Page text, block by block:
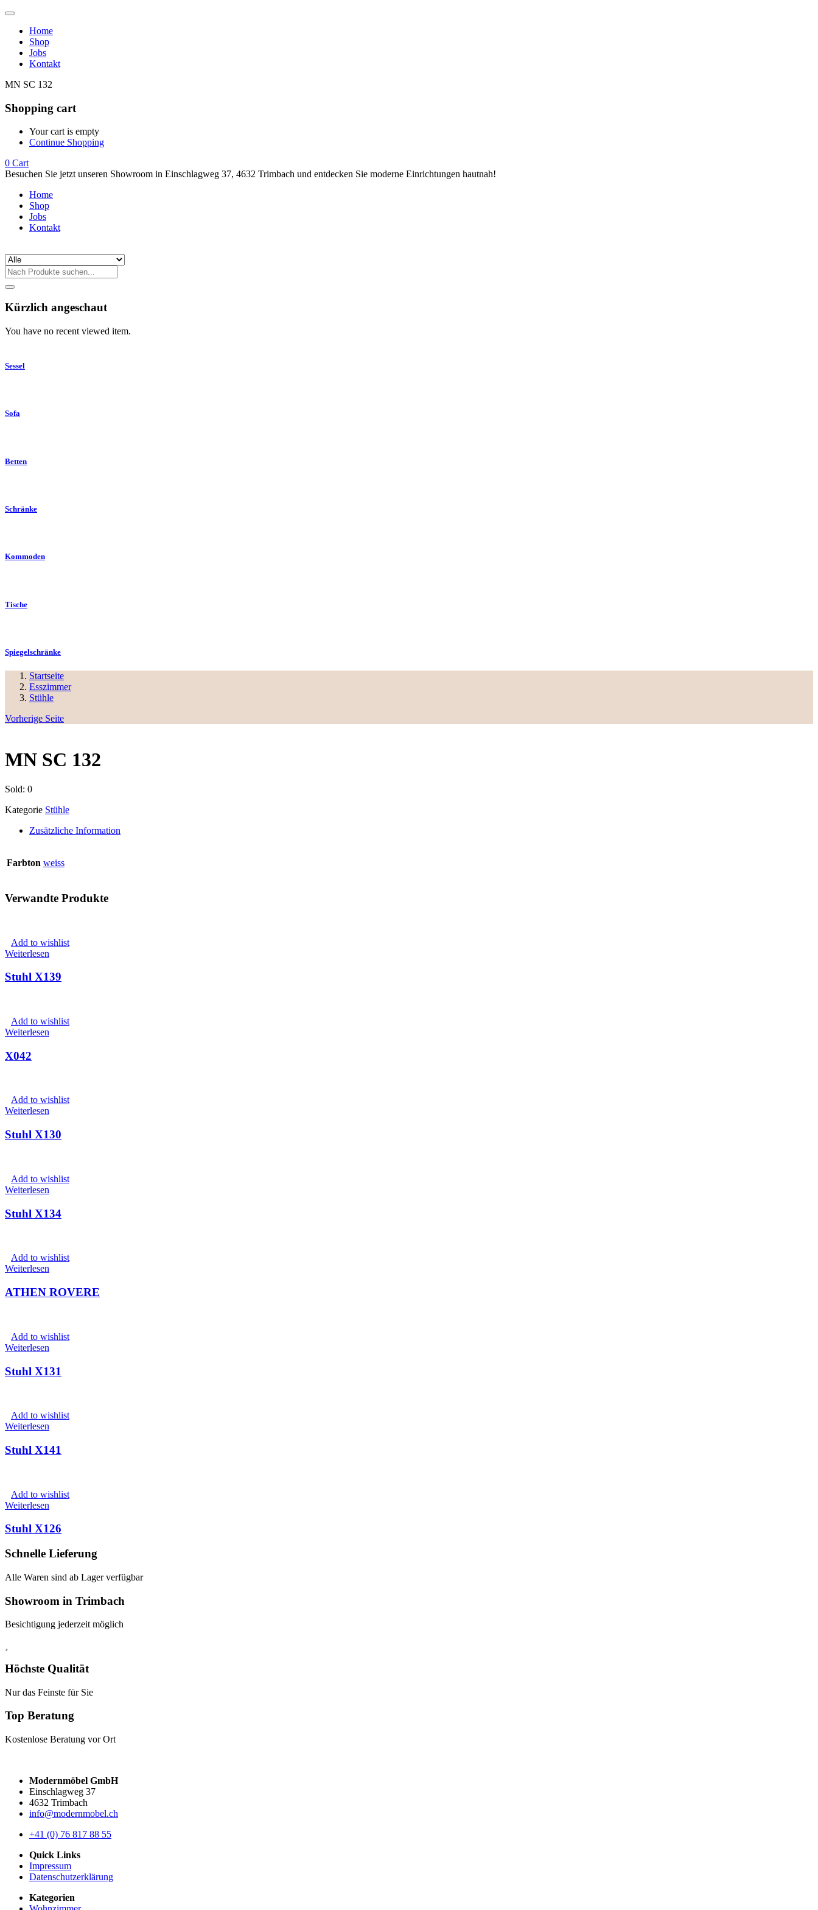
Home
Shop
Jobs
Kontakt
MN SC 132
Shopping cart
Your cart is empty
Continue Shopping
0 Cart
Besuchen Sie jetzt unseren Showroom in Einschlagweg 37, 4632 Trimbach und entdecken Sie moderne Einrichtungen hautnah!
Home
Shop
Jobs
Kontakt
Kürzlich angeschaut
You have no recent viewed item.
Sessel
Sofa
Betten
Schränke
Kommoden
Tische
Spiegelschränke
Startseite
Esszimmer
Stühle
Vorherige Seite
MN SC 132
Sold: 0
Kategorie Stühle
Zusätzliche Information
Farbton weiss
Verwandte Produkte
Add to wishlist
Weiterlesen
Stuhl X139
Add to wishlist
Weiterlesen
X042
Add to wishlist
Weiterlesen
Stuhl X130
Add to wishlist
Weiterlesen
Stuhl X134
Add to wishlist
Weiterlesen
ATHEN ROVERE
Add to wishlist
Weiterlesen
Stuhl X131
Add to wishlist
Weiterlesen
Stuhl X141
Add to wishlist
Weiterlesen
Stuhl X126
Schnelle Lieferung
Alle Waren sind ab Lager verfügbar
Showroom in Trimbach
Besichtigung jederzeit möglich
Höchste Qualität
Nur das Feinste für Sie
Top Beratung
Kostenlose Beratung vor Ort
Modernmöbel GmbH
Einschlagweg 37
4632 Trimbach
info@modernmobel.ch
+41 (0) 76 817 88 55
Quick Links
Impressum
Datenschutzerklärung
Kategorien